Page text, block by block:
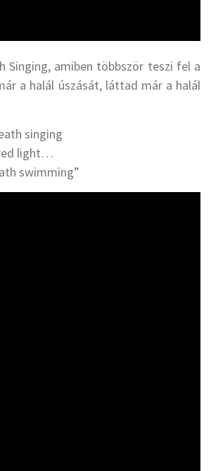
Singing, amiben többször teszi fel a
a halál úszását, láttad már a halál
singing
light…
swimming”